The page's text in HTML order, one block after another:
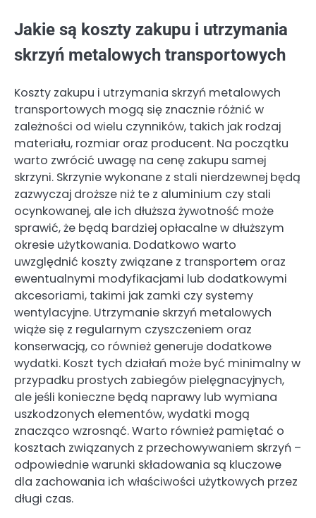
Jakie są koszty zakupu i utrzymania
skrzyń metalowych transportowych
Koszty zakupu i utrzymania skrzyń metalowych
transportowych mogą się znacznie różnić w
zależności od wielu czynników, takich jak rodzaj
materiału, rozmiar oraz producent. Na początku
warto zwrócić uwagę na cenę zakupu samej
skrzyni. Skrzynie wykonane z stali nierdzewnej będą
zazwyczaj droższe niż te z aluminium czy stali
ocynkowanej, ale ich dłuższa żywotność może
sprawić, że będą bardziej opłacalne w dłuższym
okresie użytkowania. Dodatkowo warto
uwzględnić koszty związane z transportem oraz
ewentualnymi modyfikacjami lub dodatkowymi
akcesoriami, takimi jak zamki czy systemy
wentylacyjne. Utrzymanie skrzyń metalowych
wiąże się z regularnym czyszczeniem oraz
konserwacją, co również generuje dodatkowe
wydatki. Koszt tych działań może być minimalny w
przypadku prostych zabiegów pielęgnacyjnych,
ale jeśli konieczne będą naprawy lub wymiana
uszkodzonych elementów, wydatki mogą
znacząco wzrosnąć. Warto również pamiętać o
kosztach związanych z przechowywaniem skrzyń –
odpowiednie warunki składowania są kluczowe
dla zachowania ich właściwości użytkowych przez
długi czas.